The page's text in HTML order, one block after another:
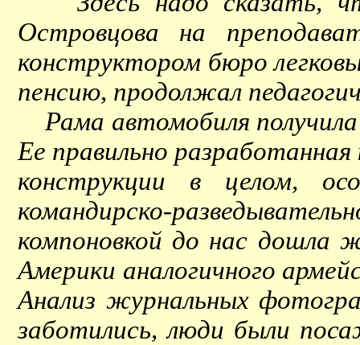
Островцова на
конструктором бюро
пенсию, продолжал
Рама автомобиля получила
Ее правильно
конструкции в целом,
командирско-
компоновкой до нас дошла
Америки аналогичного
Анализ журнальных
заботились, люди были